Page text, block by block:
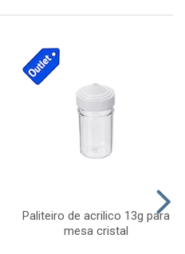
Paliteiro de acrilico 13g para
mesa cristal